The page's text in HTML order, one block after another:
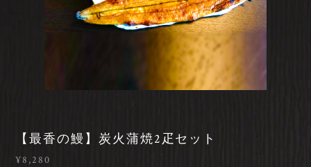
【最香の鰻】炭火蒲焼2疋セット
¥8,280